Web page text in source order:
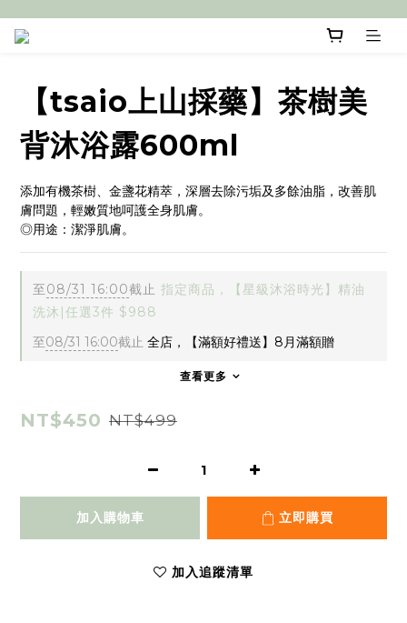
【tsaio上山採藥】茶樹美
背沐浴露600ml
添加有機茶樹、金盞花精萃，深層去除污垢及多餘油脂，改善肌
膚問題，輕嫩質地呵護全身肌膚。
◎用途：潔淨肌膚。
至08/31 16:00截止 指定商品，【星級沐浴時光】精油
洗沐|任選3件 $988
至08/31 16:00截止 全店，【滿額好禮送】8月滿額贈
查看更多
NT$450 NT$499
加入購物車 立即購買
加入追蹤清單